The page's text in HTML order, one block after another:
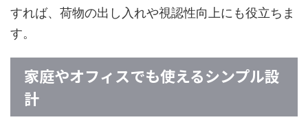
すれば、荷物の出し入れや視認性向上にも役立ちま
す。
家庭やオフィスでも使えるシンプル設
計